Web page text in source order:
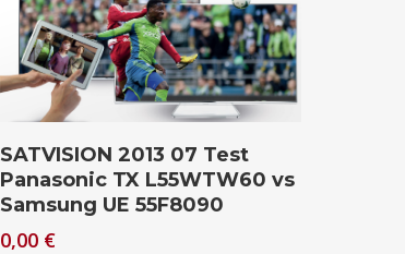
Download
SATVISION 2013 07 Test
Panasonic TX L55WTW60 vs
Samsung UE 55F8090
0,00 €